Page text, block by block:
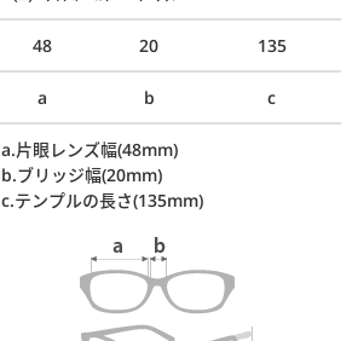
48 20 135
a b c
a.片眼レンズ幅(48mm)
b.ブリッジ幅(20mm)
c.テンプルの長さ(135mm)